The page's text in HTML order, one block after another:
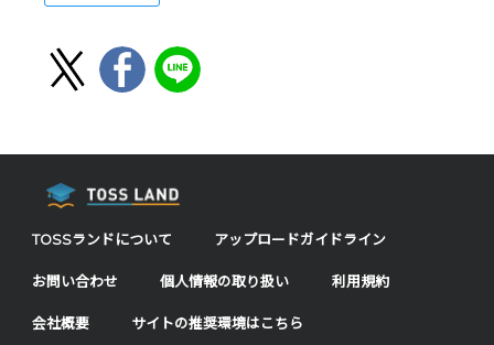
TOSSランドについて アップロードガイドライン
お問い合わせ 個人情報の取り扱い 利用規約
会社概要 サイトの推奨環境はこちら